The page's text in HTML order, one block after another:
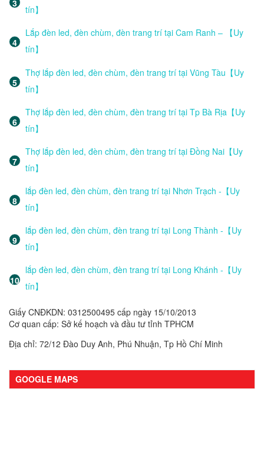
tín】
Lắp đèn led, đèn chùm, đèn trang trí tại Cam Ranh – 【Uy
tín】
Thợ lắp đèn led, đèn chùm, đèn trang trí tại Vũng Tàu【Uy
tín】
Thợ lắp đèn led, đèn chùm, đèn trang trí tại Tp Bà Rịa【Uy
tín】
Thợ lắp đèn led, đèn chùm, đèn trang trí tại Đồng Nai【Uy
tín】
lắp đèn led, đèn chùm, đèn trang trí tại Nhơn Trạch -【Uy
tín】
lắp đèn led, đèn chùm, đèn trang trí tại Long Thành -【Uy
tín】
lắp đèn led, đèn chùm, đèn trang trí tại Long Khánh -【Uy
tín】
Giấy CNĐKDN: 0312500495 cấp ngày 15/10/2013
Cơ quan cấp: Sở kế hoạch và đầu tư tỉnh TPHCM
Địa chỉ: 72/12 Đào Duy Anh, Phú Nhuận, Tp Hồ Chí Minh
GOOGLE MAPS